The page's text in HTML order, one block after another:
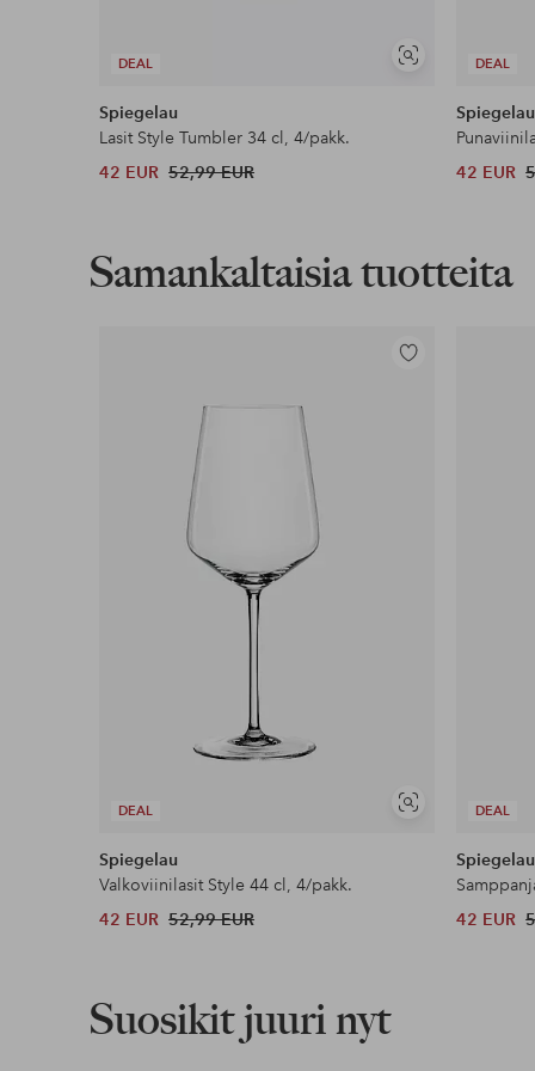
DEAL
Näytä
Spiegelau
Lasit Style Tumbler 34 cl, 4/pakk.
42 EUR 52,99 EUR
DEAL
Spiegelau
42 EUR
Samankaltaisia tuotteita
DEAL
Näytä
Lisää
Spiegelau
Valkoviinilasit Style 44 cl, 4/pakk.
42 EUR 52,99 EUR
DEAL
Spiegelau
42 EUR
Suosikit juuri nyt